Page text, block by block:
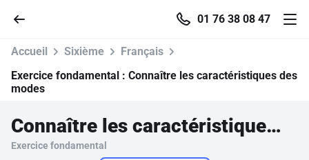
01 76 38 08 47
Parcourir
Accueil Sixième
Français
Exercice fondamental : Connaître les caractéristiques des
modes
Connaître les caractéristiques des modes
Exercice fondamental